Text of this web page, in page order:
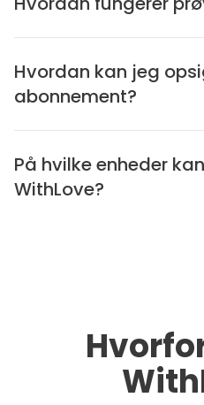
Hvordan kan jeg
abonnement?
På hvilke enheder
WithLove?